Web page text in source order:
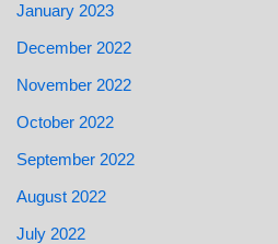
January 2023
December 2022
November 2022
October 2022
September 2022
August 2022
July 2022